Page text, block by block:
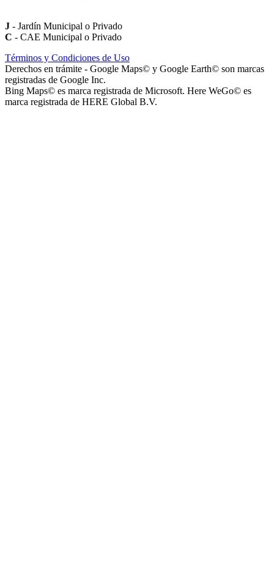
J - Jardín Municipal o Privado
C - CAE Municipal o Privado
Términos y Condiciones de Uso
Derechos en trámite - Google Maps© y Google Earth© son marcas
registradas de Google Inc.
Bing Maps© es marca registrada de Microsoft. Here WeGo© es
marca registrada de HERE Global B.V.